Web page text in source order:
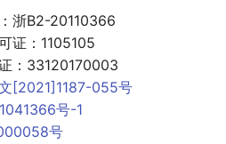
浙B2-20110366
证：1105105
：33120170003
[2021]1187-055号
号-1
号